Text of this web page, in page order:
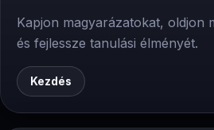
Kapjon magyarázatokat, oldjon
és fejlessze tanulási élményét.
Kezdés